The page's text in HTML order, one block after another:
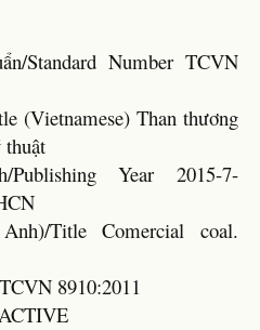
Standard Number TCVN
(Vietnamese) Than thương
thuật
Year 2015-7-
Title Comercial coal.
8910:2011